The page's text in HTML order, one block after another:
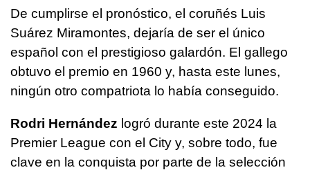
De cumplirse el pronóstico, el coruñés Luis
Suárez Miramontes, dejaría de ser el único
español con el prestigioso galardón. El gallego
obtuvo el premio en 1960 y, hasta este lunes,
ningún otro compatriota lo había conseguido.
Rodri Hernández logró durante este 2024 la
Premier League con el City y, sobre todo, fue
clave en la conquista por parte de la selección